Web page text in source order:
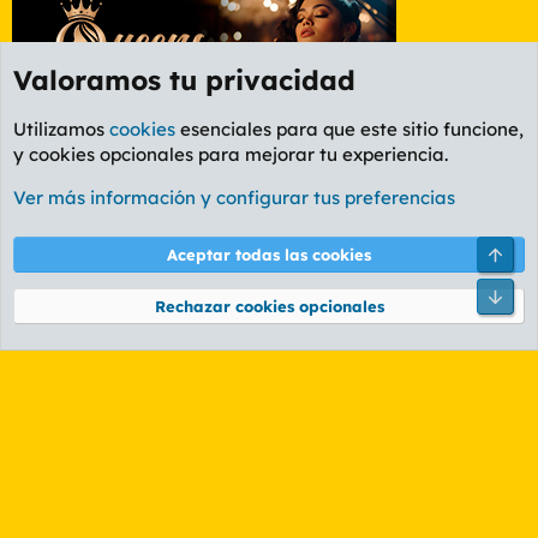
Foro General
Cookies
PL OLDSTYLE AMARILLO
Términos y reglas Política de privacidad Ayuda
Community platform by XenForo® © 2010-2026 XenForo Ltd.
Valoramos tu privacidad
Utilizamos cookies esenciales para que este sitio funcione,
y cookies opcionales para mejorar tu experiencia.
Ver más información y configurar tus preferencias
Aceptar todas las cookies
Rechazar cookies opcionales
Pie